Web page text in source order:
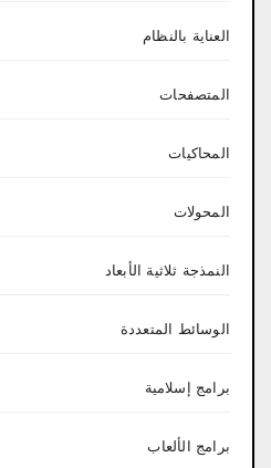
العناية بالنظام
المتصفحات
المحاكيات
المحولات
النمذجة ثلاثية الأبعاد
الوسائط المتعددة
برامج إسلامية
برامج الألعاب